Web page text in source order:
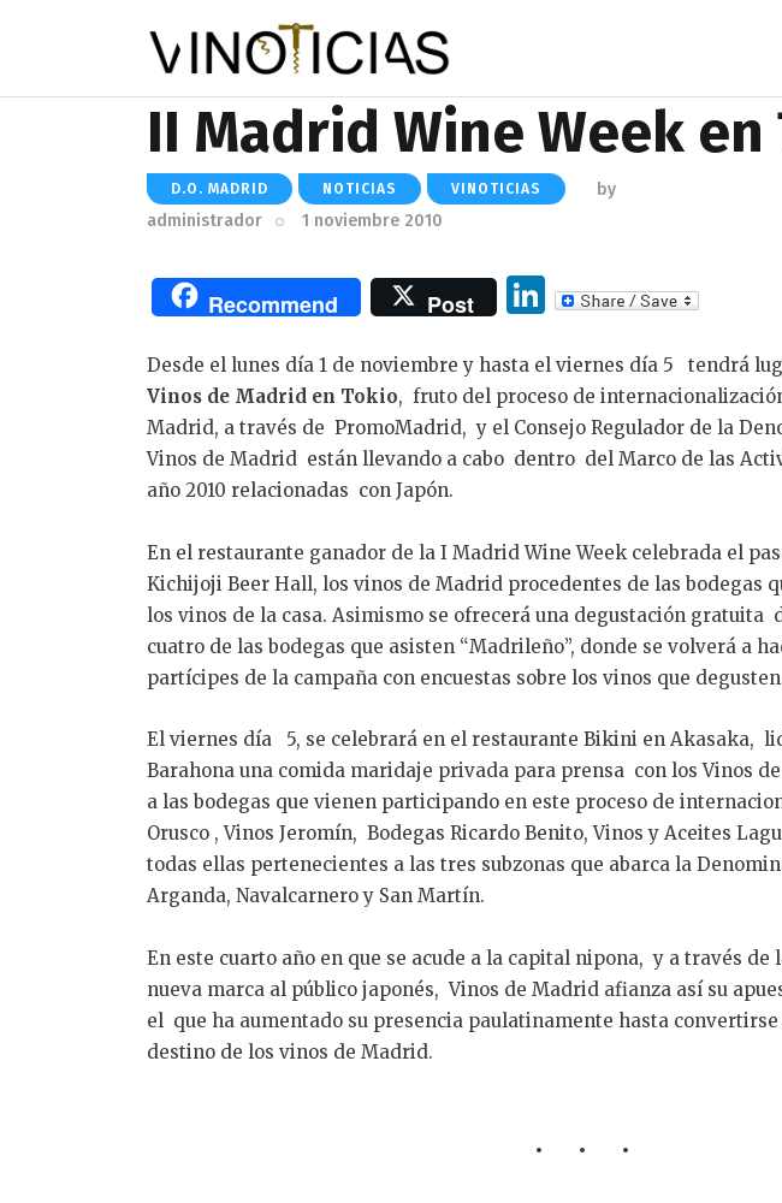
II Madrid Wine Week en
D.O. MADRID NOTICIAS VINOTICIAS
by
administrador
1 noviembre 2010
Recommend Post
Li
k
e
dI
Desde el lunes día 1 de noviembre y hasta el viernes día 5 tendrá
Vinos de Madrid en Tokio, fruto del proceso de
Madrid, a través de PromoMadrid, y el Consejo Regulador de la
Vinos de Madrid están llevando a cabo dentro del Marco de las
año 2010 relacionadas con Japón.
En el restaurante ganador de la I Madrid Wine Week celebrada el
Kichijoji Beer Hall, los vinos de Madrid procedentes de las bodegas
los vinos de la casa. Asimismo se ofrecerá una degustación gratuita
cuatro de las bodegas que asisten “Madrileño”, donde se volverá a
partícipes de la campaña con encuestas sobre los vinos que
El viernes día 5, se celebrará en el restaurante Bikini en Akasaka,
Barahona una comida maridaje privada para prensa con los Vinos
a las bodegas que vienen participando en este proceso de
Orusco , Vinos Jeromín, Bodegas Ricardo Benito, Vinos y Aceites
todas ellas pertenecientes a las tres subzonas que abarca la
Arganda, Navalcarnero y San Martín.
En este cuarto año en que se acude a la capital nipona, y a través
nueva marca al público japonés, Vinos de Madrid afianza así su
el que ha aumentado su presencia paulatinamente hasta
destino de los vinos de Madrid.